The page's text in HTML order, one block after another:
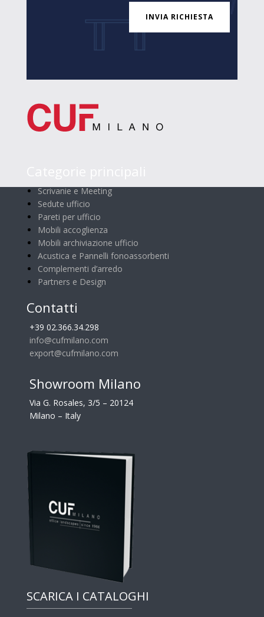
INVIA RICHIESTA
Scrivanie e Meeting
Sedute ufficio
Pareti per ufficio
Mobili accoglienza
Mobili archiviazione ufficio
Acustica e Pannelli fonoassorbenti
Complementi d’arredo
Partners e Design
Contatti
+39 02.366.34.298
info@cufmilano.com
export@cufmilano.com
Showroom Milano
Via G. Rosales, 3/5 – 20124
Milano – Italy
SCARICA I CATALOGHI